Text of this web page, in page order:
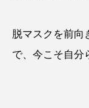
脱マスクを前向
で、今こそ自分